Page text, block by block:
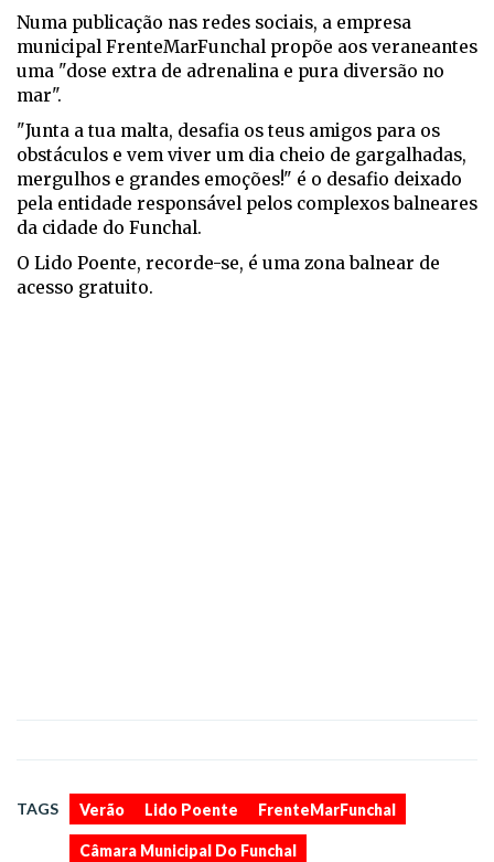
Numa publicação nas redes sociais, a empresa
municipal FrenteMarFunchal propõe aos veraneantes
uma "dose extra de adrenalina e pura diversão no
mar".
"Junta a tua malta, desafia os teus amigos para os
obstáculos e vem viver um dia cheio de gargalhadas,
mergulhos e grandes emoções!" é o desafio deixado
pela entidade responsável pelos complexos balneares
da cidade do Funchal.
O Lido Poente, recorde-se, é uma zona balnear de
acesso gratuito.
TAGS Verão Lido Poente FrenteMarFunchal
Câmara Municipal Do Funchal